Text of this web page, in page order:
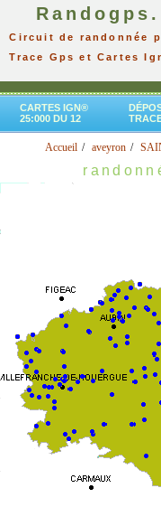
Circuit de randonnée
Trace Gps et Cartes
CARTES IGN®
25:000 DU 12
Accueil aveyron